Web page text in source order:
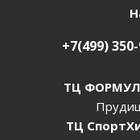
+7(499)
ТЦ
ТЦ